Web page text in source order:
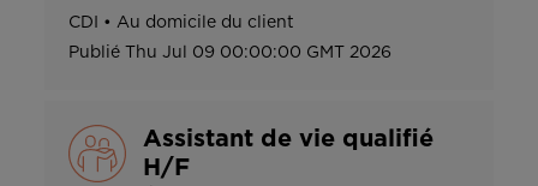
CDI • Au domicile du client
Publié Thu Jul 09 00:00:00 GMT 2026
Assistant de vie qualifié
H/F